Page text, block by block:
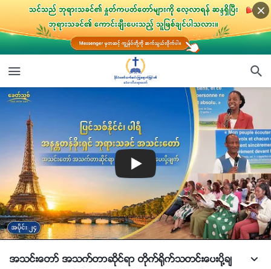
အသင္းေတာ္ အသက္တာဆိုင္ရာ တိုက္႐ိုက္သတင္းေပးပို႔ခ်